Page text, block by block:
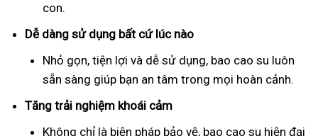
con.
Dễ dàng sử dụng bất cứ lúc nào
Nhỏ gọn, tiện lợi và dễ sử dụng, bao cao su luôn
sẵn sàng giúp bạn an tâm trong mọi hoàn cảnh.
Tăng trải nghiệm khoái cảm
Không chỉ là biện pháp bảo vệ, bao cao su hiện đại